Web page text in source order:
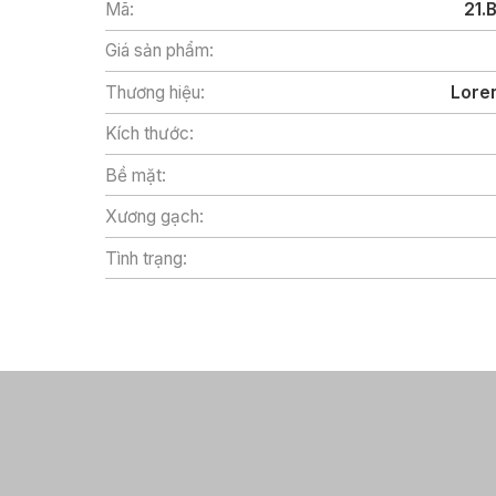
Mã:
Giá sản phẩm:
Thương hiệu:
Kích thước:
Bề mặt:
Xương gạch:
Tình trạng: